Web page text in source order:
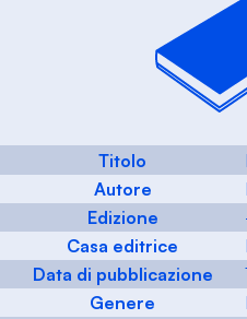
Titolo
Autore
Edizione
Casa editrice
Data di pubblicazione
Genere